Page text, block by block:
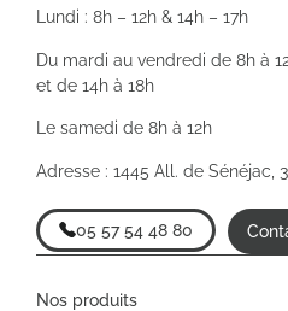
Lundi : 8h – 12h & 14h – 17h
Du mardi au vendredi de 8h à
et de 14h à 18h
Le samedi de 8h à 12h
Adresse : 1445 All. de Sénéjac,
05 57 54 48 80
Nos produits